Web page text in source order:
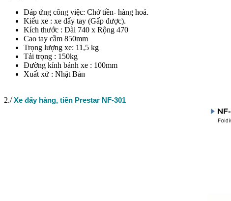
Đáp ứng công việc: Chở tiền- hàng hoá.
Kiểu xe : xe đẩy tay (Gấp được).
Kích thước : Dài 740 x Rộng 470
Cao tay cầm 850mm
Trọng lượng xe: 11,5 kg
Tải trọng : 150kg
Đường kính bánh xe : 100mm
Xuất xứ : Nhật Bản
2./Xe đẩy hàng, tiền Prestar NF-301